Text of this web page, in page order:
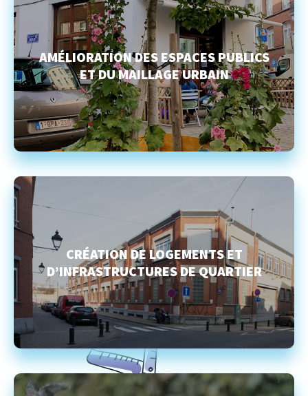
AMÉLIORATION DES ESPACES PUBLICS
ET DU MAILLAGE URBAIN
CRÉATION DE LOGEMENTS ET
D’INFRASTRUCTURES DE QUARTIER